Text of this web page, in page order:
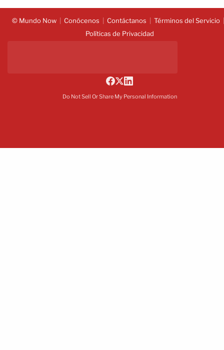
© Mundo Now Conócenos Contáctanos
Términos del Servicio
Políticas de Privacidad
Do Not Sell Or Share My Personal Information